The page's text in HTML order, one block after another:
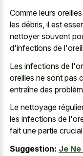
Comme leurs
les débris, il est
nettoyer souvent
d'infections de
Les infections de
oreilles ne sont pas
entraîne des
Le nettoyage
les infections de
fait une partie
Suggestion: Je Ne